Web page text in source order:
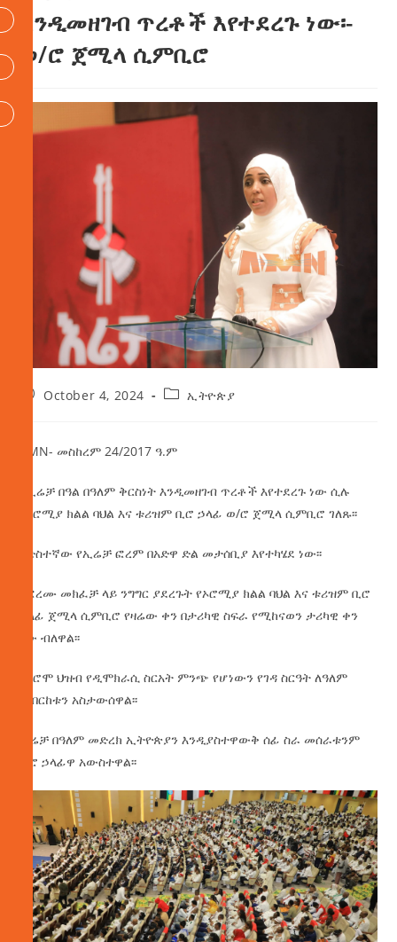
እንዲመዘገብ ጥረቶች እየተደረጉ ነው፡-
ወ/ሮ ጀሚላ ሲምቢሮ
October 4, 2024 ኢትዮጵያ
AMN- መስከረም 24/2017 ዓ.ም
የኢሬቻ በዓል በዓለም ቅርስነት እንዲመዘገብ ጥረቶች እየተደረጉ ነው ሲሉ
የኦሮሚያ ክልል ባህል እና ቱሪዝም ቢሮ ኃላፊ ወ/ሮ ጀሚላ ሲምቢሮ ገለጹ፡፡
ስድስተኛው የኢሬቻ ፎረም በአድዋ ድል መታሰቢያ እየተካሄደ ነው፡፡
በፎረሙ መክፈቻ ላይ ንግግር ያደረጉት የኦሮሚያ ክልል ባህል እና ቱሪዝም ቢሮ
ኃላፊ ጀሚላ ሲምቢሮ የዛሬው ቀን በታሪካዊ ስፍራ የሚከናወን ታሪካዊ ቀን
ነው ብለዋል፡፡
የኦሮሞ ህዝብ የዲሞክራሲ ስርአት ምንጭ የሆነውን የገዳ ስርዓት ለዓለም
ማበርከቱን አስታውሰዋል፡፡
ኢሬቻ በዓለም መድረክ ኢትዮጵያን እንዲያስተዋውቅ ሰፊ ስራ መሰራቱንም
ቢሮ ኃላፊዋ አውስተዋል፡፡